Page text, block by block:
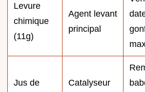
Levure
chimique
(11g)
Agent levant
principal
Jus de
Catalyseur